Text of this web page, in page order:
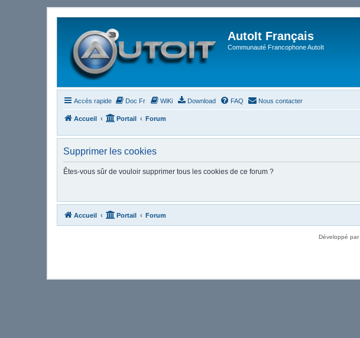
AutoIt Français
Communauté Francophone AutoIt
Accès rapide Doc Fr WiKi Download FAQ Nous contacter
Accueil Portail Forum
Supprimer les cookies
Êtes-vous sûr de vouloir supprimer tous les cookies de ce forum ?
Accueil Portail Forum
Développé par